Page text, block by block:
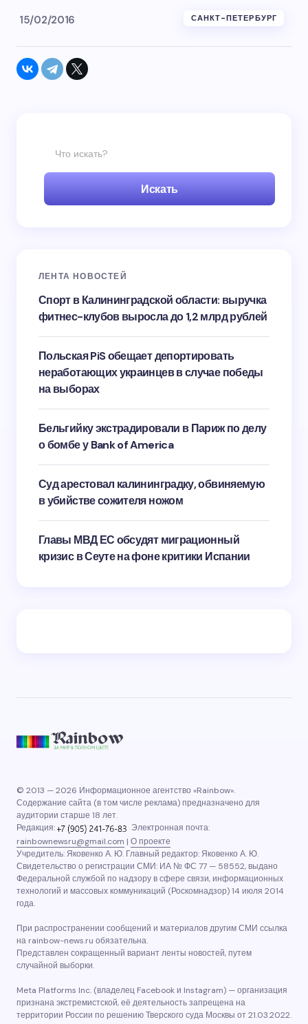
15/02/2016 САНКТ-ПЕТЕРБУРГ
Искать
ЛЕНТА НОВОСТЕЙ
Спорт в Калининградской области: выручка
фитнес-клубов выросла до 1,2 млрд рублей
Польская PiS обещает депортировать
неработающих украинцев в случае победы
на выборах
Бельгийку экстрадировали в Париж по делу
о бомбе у Bank of America
Суд арестовал калининградку, обвиняемую
в убийстве сожителя ножом
Главы МВД ЕС обсудят миграционный
кризис в Сеуте на фоне критики Испании
© 2013 — 2026 Информационное агентство «Rainbow».
Содержание сайта (в том числе реклама) предназначено для
аудитории старше 18 лет.
Редакция:
Электронная почта:
rainbownewsru@gmail.com | О проекте
Учредитель: Яковенко А. Ю. Главный редактор: Яковенко А. Ю.
Свидетельство о регистрации СМИ: ИА № ФС 77 — 58552, выдано
Федеральной службой по надзору в сфере связи, информационных
технологий и массовых коммуникаций (Роскомнадзор) 14 июля 2014
года.
При распространении сообщений и материалов другим СМИ ссылка
на rainbow-news.ru обязательна.
Представлен сокращенный вариант ленты новостей, путем
случайной выборки.
Meta Platforms Inc. (владелец Facebook и Instagram) — организация
признана экстремистской, её деятельность запрещена на
территории России по решению Тверского суда Москвы от 21.03.2022.